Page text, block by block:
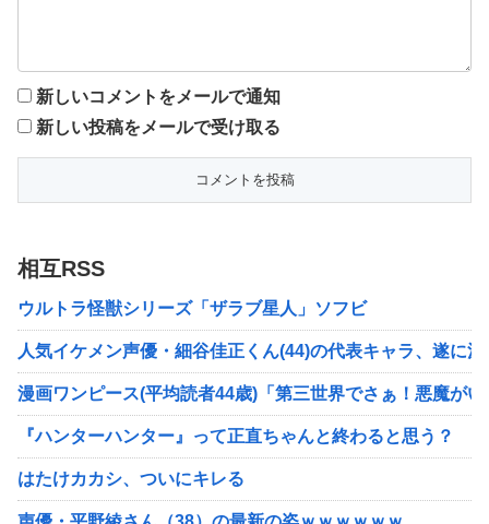
新しいコメントをメールで通知
新しい投稿をメールで受け取る
相互RSS
ウルトラ怪獣シリーズ「ザラブ星人」ソフビ
人気イケメン声優・細谷佳正くん(44)の代表キャラ、遂に
漫画ワンピース(平均読者44歳)「第三世界でさぁ！悪魔が
『ハンターハンター』って正直ちゃんと終わると思う？
はたけカカシ、ついにキレる